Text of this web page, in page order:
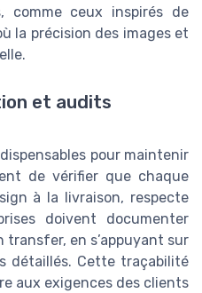
comme ceux inspirés de
la précision des images et
et audits
pour maintenir
de vérifier que chaque
à la livraison, respecte
doivent documenter
en s’appuyant sur
détaillés. Cette traçabilité
aux exigences des clients